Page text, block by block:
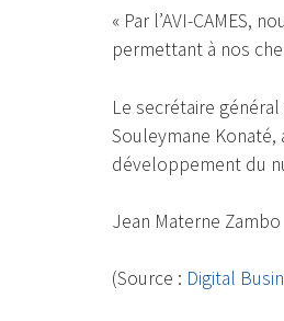
« Par l’AVI-CAMES,
permettant à nos
Le secrétaire
Souleymane Konaté,
développement du
Jean Materne Zambo
(Source : Digital